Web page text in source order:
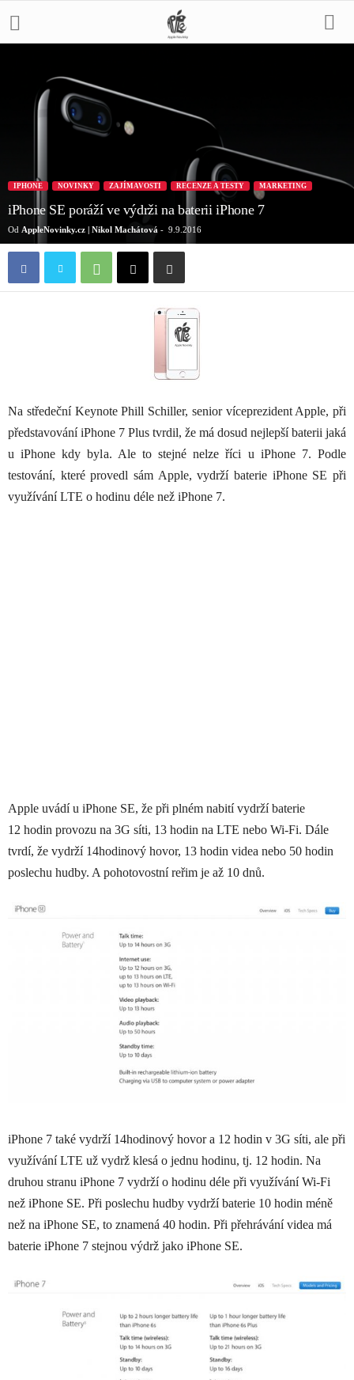
IPHONE NOVINKY ZAJÍMAVOSTI RECENZE A TESTY MARKETING
iPhone SE poráží ve výdrži na baterii iPhone 7
Od AppleNovinky.cz | Nikol Machátová - 9.9.2016
Na středeční Keynote Phill Schiller, senior víceprezident Apple, při
představování iPhone 7 Plus tvrdil, že má dosud nejlepší baterii jaká
u iPhone kdy byla. Ale to stejné nelze říci u iPhone 7. Podle
testování, které provedl sám Apple, vydrží baterie iPhone SE při
využívání LTE o hodinu déle než iPhone 7.
Apple uvádí u iPhone SE, že při plném nabití vydrží baterie
12 hodin provozu na 3G síti, 13 hodin na LTE nebo Wi-Fi. Dále
tvrdí, že vydrží 14hodinový hovor, 13 hodin videa nebo 50 hodin
poslechu hudby. A pohotovostní reřim je až 10 dnů.
iPhone 7 také vydrží 14hodinový hovor a 12 hodin v 3G síti, ale při
využívání LTE už vydrž klesá o jednu hodinu, tj. 12 hodin. Na
druhou stranu iPhone 7 vydrží o hodinu déle při využívání Wi-Fi
než iPhone SE. Při poslechu hudby vydrží baterie 10 hodin méně
než na iPhone SE, to znamená 40 hodin. Při přehrávání videa má
baterie iPhone 7 stejnou výdrž jako iPhone SE.